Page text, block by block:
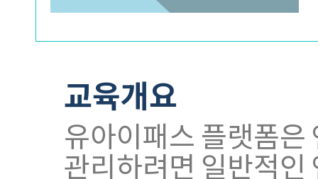
교육개요
유아이패스 플랫폼은
관리하려면 일반적인